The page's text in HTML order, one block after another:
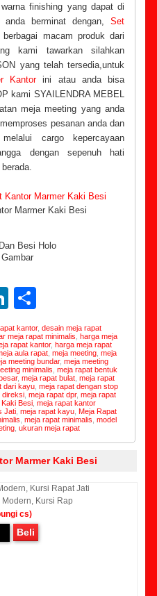
finishing yang dapat di
anda berminat dengan,Set
macam produk dari
kami tawarkan silahkan
yang telah tersedia,untuk
Kantorini atau anda bisa
kami SYAILENDRA MEBEL
meja meeting yang anda
pesanan anda dan
cargo kepercayaan
dengan sepenuh hati
Kantor Marmer Kaki Besi
Marmer Kaki Besi
Besi Holo
LinkedIn
kantor,desain meja rapat
meja rapat minimalis ,harga meja
rapat kantor,harga meja rapat
aula rapat ,meja meeting ,meja
meeting bundar,meja meeting
minimalis ,meja rapat bentuk
,meja rapat bulat ,meja rapat
dari kayu ,meja rapat dengan stop
direksi ,meja rapat dpr,meja rapat
Besi ,meja rapat kantor
Jati ,meja rapat kayu ,Meja Rapat
,meja rapat minimalis ,model
,ukuran meja rapat
Marmer Kaki Besi
Kursi Rap
cs)
Beli